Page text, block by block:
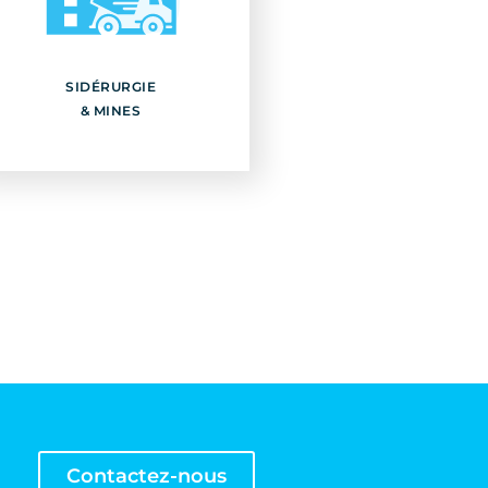
SIDÉRURGIE
& MINES
SIDÉRURGIE
Découvrir
Contactez-nous